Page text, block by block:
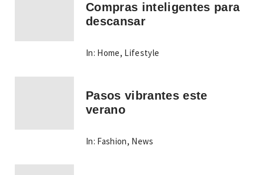
Compras inteligentes para
descansar
In: Home, Lifestyle
Pasos vibrantes este
verano
In: Fashion, News